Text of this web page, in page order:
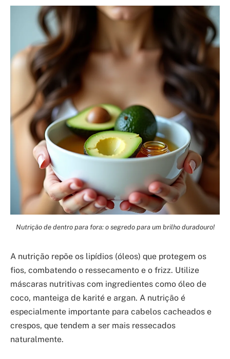
Nutrição de dentro para fora: o segredo para um brilho duradouro!
A nutrição repõe os lipídios (óleos) que protegem os
fios, combatendo o ressecamento e o frizz. Utilize
máscaras nutritivas com ingredientes como óleo de
coco, manteiga de karité e argan. A nutrição é
especialmente importante para cabelos cacheados e
crespos, que tendem a ser mais ressecados
naturalmente.